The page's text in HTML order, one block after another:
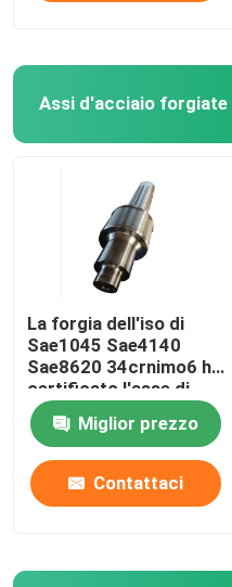
Disco forgiato
Piatto d'acciaio forgiato
Assi d'acciaio forgiate
La forgia dell'iso di
Sae1045 Sae4140
Sae8620 34crnimo6 ha
certificato l'asse di
ingranaggio fatta un
passo d'acciaio
Miglior prezzo
Contattaci